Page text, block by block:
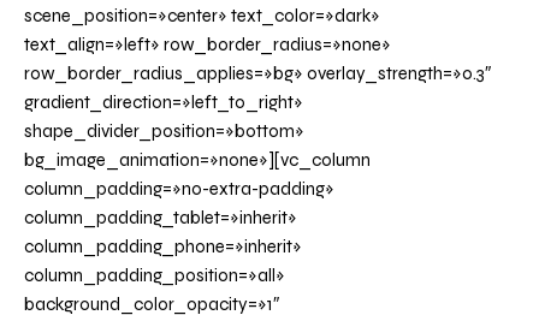
scene_position=»center» text_color=»dark»
text_align=»left» row_border_radius=»none»
row_border_radius_applies=»bg» overlay_strength=»0.3″
gradient_direction=»left_to_right»
shape_divider_position=»bottom»
bg_image_animation=»none»][vc_column
column_padding=»no-extra-padding»
column_padding_tablet=»inherit»
column_padding_phone=»inherit»
column_padding_position=»all»
background_color_opacity=»1″